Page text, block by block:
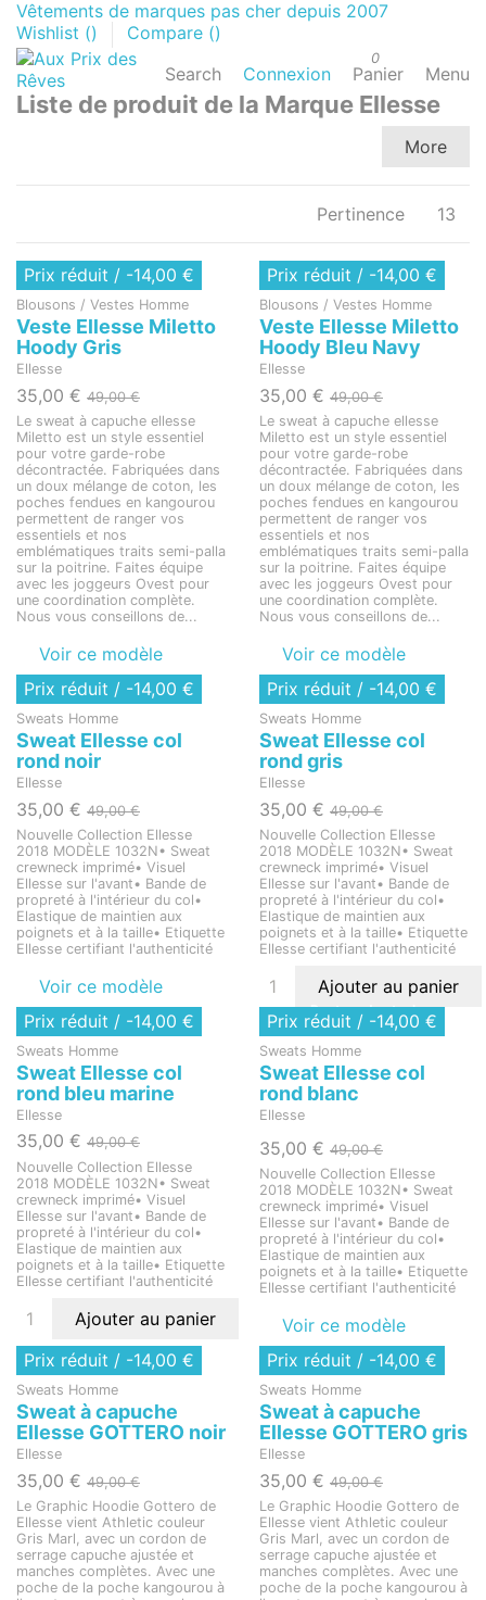
Vêtements de marques pas cher depuis 2007
Wishlist () Compare ()
Search
Connexion
0
Panier Menu
Liste de produit de la Marque Ellesse
More
Pertinence 13
Prix réduit / -14,00 €
Rupture de stock
Blousons / Vestes Homme
Veste Ellesse Miletto
Hoody Gris
Ellesse
35,00 € 49,00 €
Le sweat à capuche ellesse
Miletto est un style essentiel
pour votre garde-robe
décontractée. Fabriquées dans
un doux mélange de coton, les
poches fendues en kangourou
permettent de ranger vos
essentiels et nos
emblématiques traits semi-palla
sur la poitrine. Faites équipe
avec les joggeurs Ovest pour
une coordination complète.
Nous vous conseillons de...
Voir ce modèle
Prix réduit / -14,00 €
Rupture de stock
Blousons / Vestes Homme
Veste Ellesse Miletto
Hoody Bleu Navy
Ellesse
35,00 € 49,00 €
Le sweat à capuche ellesse
Miletto est un style essentiel
pour votre garde-robe
décontractée. Fabriquées dans
un doux mélange de coton, les
poches fendues en kangourou
permettent de ranger vos
essentiels et nos
emblématiques traits semi-palla
sur la poitrine. Faites équipe
avec les joggeurs Ovest pour
une coordination complète.
Nous vous conseillons de...
Voir ce modèle
Prix réduit / -14,00 €
Rupture de stock
Sweats Homme
Sweat Ellesse col
rond noir
Ellesse
35,00 € 49,00 €
Nouvelle Collection Ellesse
2018 MODÈLE 1032N• Sweat
crewneck imprimé• Visuel
Ellesse sur l'avant• Bande de
propreté à l'intérieur du col•
Elastique de maintien aux
poignets et à la taille• Etiquette
Ellesse certifiant l'authenticité
Voir ce modèle
Prix réduit / -14,00 €
Sweats Homme
Sweat Ellesse col
rond gris
Ellesse
35,00 € 49,00 €
Nouvelle Collection Ellesse
2018 MODÈLE 1032N• Sweat
crewneck imprimé• Visuel
Ellesse sur l'avant• Bande de
propreté à l'intérieur du col•
Elastique de maintien aux
poignets et à la taille• Etiquette
Ellesse certifiant l'authenticité
Ajouter au panier
Prix réduit / -14,00 €
Sweats Homme
Sweat Ellesse col
rond bleu marine
Ellesse
35,00 € 49,00 €
Nouvelle Collection Ellesse
2018 MODÈLE 1032N• Sweat
crewneck imprimé• Visuel
Ellesse sur l'avant• Bande de
propreté à l'intérieur du col•
Elastique de maintien aux
poignets et à la taille• Etiquette
Ellesse certifiant l'authenticité
Ajouter au panier
Prix réduit / -14,00 €
Rupture de stock
Sweats Homme
Sweat Ellesse col
rond blanc
Ellesse
35,00 € 49,00 €
Nouvelle Collection Ellesse
2018 MODÈLE 1032N• Sweat
crewneck imprimé• Visuel
Ellesse sur l'avant• Bande de
propreté à l'intérieur du col•
Elastique de maintien aux
poignets et à la taille• Etiquette
Ellesse certifiant l'authenticité
Voir ce modèle
Prix réduit / -14,00 €
Rupture de stock
Sweats Homme
Sweat à capuche
Ellesse GOTTERO noir
Ellesse
35,00 € 49,00 €
Le Graphic Hoodie Gottero de
Ellesse vient Athletic couleur
Gris Marl, avec un cordon de
serrage capuche ajustée et
manches complètes. Avec une
poche de la poche kangourou à
Prix réduit / -14,00 €
Sweats Homme
Sweat à capuche
Ellesse GOTTERO gris
Ellesse
35,00 € 49,00 €
Le Graphic Hoodie Gottero de
Ellesse vient Athletic couleur
Gris Marl, avec un cordon de
serrage capuche ajustée et
manches complètes. Avec une
poche de la poche kangourou à